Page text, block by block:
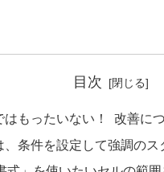
目次
もったいない！ 改善に
、条件を設定して強調の